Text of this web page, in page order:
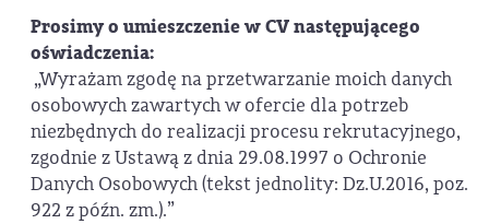
Prosimy o umieszczenie w CV następującego
oświadczenia:
„Wyrażam zgodę na przetwarzanie moich danych
osobowych zawartych w ofercie dla potrzeb
niezbędnych do realizacji procesu rekrutacyjnego,
zgodnie z Ustawą z dnia 29.08.1997 o Ochronie
Danych Osobowych (tekst jednolity: Dz.U.2016, poz.
922 z późn. zm.).”